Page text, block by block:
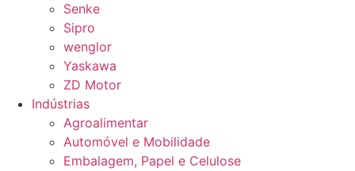
Senke
Sipro
wenglor
Yaskawa
ZD Motor
Indústrias
Agroalimentar
Automóvel e Mobilidade
Embalagem, Papel e Celulose